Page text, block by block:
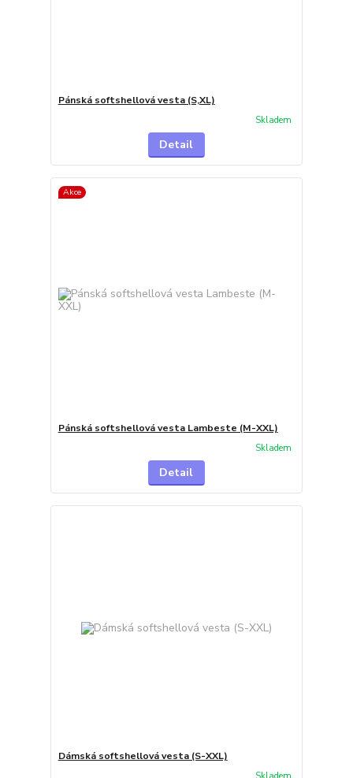
Pánská softshellová vesta (S,XL)
Skladem
Detail
Akce
Pánská softshellová vesta Lambeste (M-XXL)
Skladem
Detail
Dámská softshellová vesta (S-XXL)